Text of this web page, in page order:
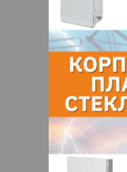
Контакты
Оставьте
кнопки
Вас
поставщика.